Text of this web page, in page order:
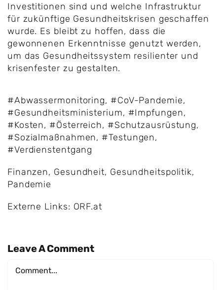
Investitionen sind und welche Infrastruktur
für zukünftige Gesundheitskrisen geschaffen
wurde. Es bleibt zu hoffen, dass die
gewonnenen Erkenntnisse genutzt werden,
um das Gesundheitssystem resilienter und
krisenfester zu gestalten.
#Abwassermonitoring, #CoV-Pandemie,
#Gesundheitsministerium, #Impfungen,
#Kosten, #Österreich, #Schutzausrüstung,
#Sozialmaßnahmen, #Testungen,
#Verdienstentgang
Finanzen, Gesundheit, Gesundheitspolitik,
Pandemie
Externe Links: ORF.at
Leave A Comment
Comment